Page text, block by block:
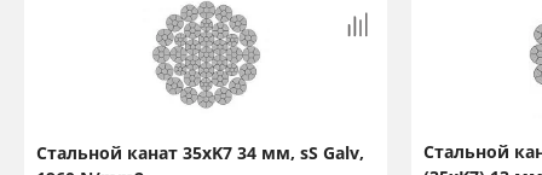
Стальной канат 35xK7 34 мм, sS Galv,
Стальной